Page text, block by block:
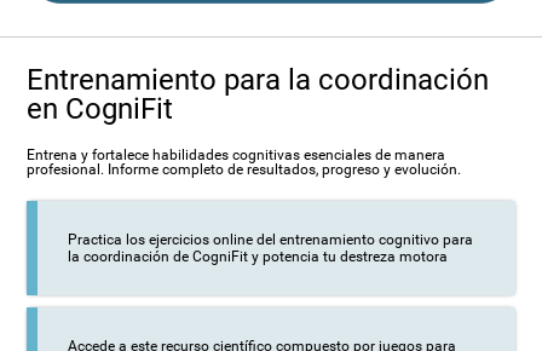
Entrenamiento para la coordinación
en CogniFit
Entrena y fortalece habilidades cognitivas esenciales de manera
profesional. Informe completo de resultados, progreso y evolución.
Practica los ejercicios online del entrenamiento cognitivo para
la coordinación de CogniFit y potencia tu destreza motora
Accede a este recurso científico compuesto por juegos para